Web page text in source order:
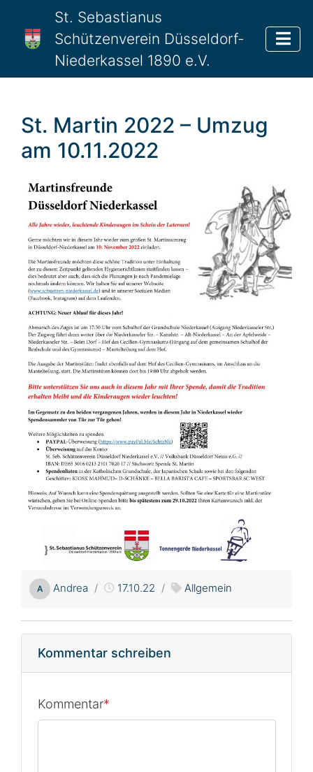
St. Sebastianus
Schützenverein Düsseldorf-
Niederkassel 1890 e.V.
St. Martin 2022 – Umzug
am 10.11.2022
A Andrea 17.10.22 Allgemein
Kommentar schreiben
Kommentar*